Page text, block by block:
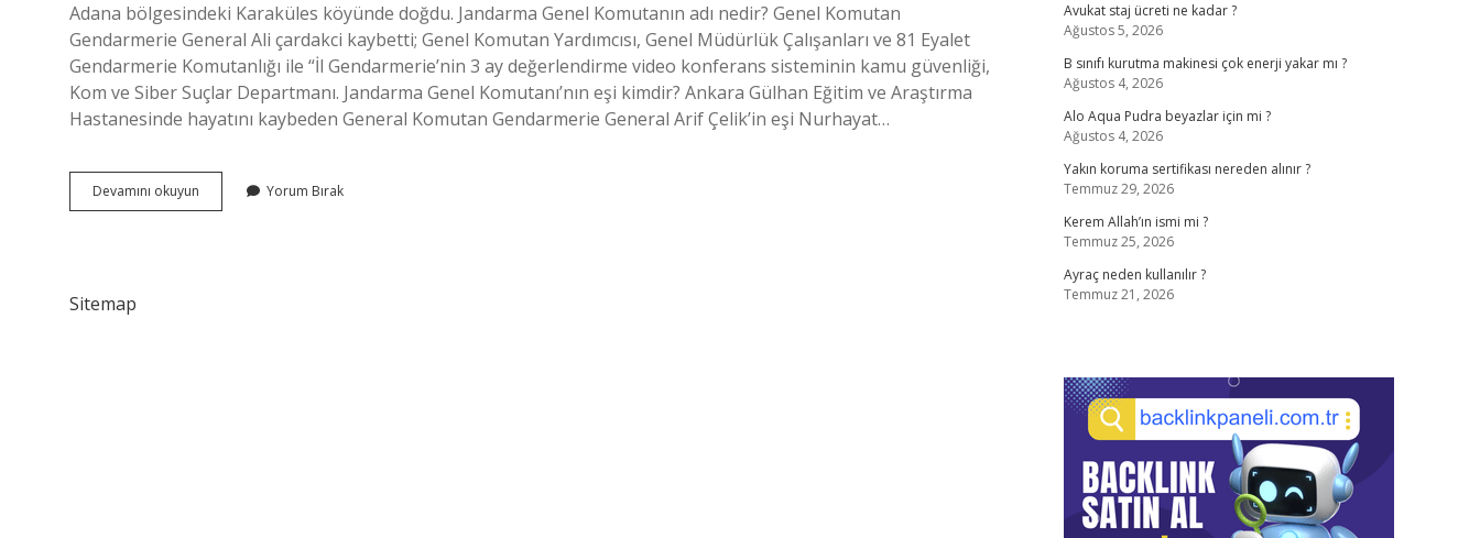
Adana bölgesindeki Karaküles köyünde doğdu. Jandarma Genel Komutanın adı nedir? Genel Komutan
Gendarmerie General Ali çardakci kaybetti; Genel Komutan Yardımcısı, Genel Müdürlük Çalışanları ve 81 Eyalet
Gendarmerie Komutanlığı ile “İl Gendarmerie’nin 3 ay değerlendirme video konferans sisteminin kamu güvenliği,
Kom ve Siber Suçlar Departmanı. Jandarma Genel Komutanı’nın eşi kimdir? Ankara Gülhan Eğitim ve Araştırma
Hastanesinde hayatını kaybeden General Komutan Gendarmerie General Arif Çelik’in eşi Nurhayat…
Devamını okuyun
An
Yorum Bırak
Sitemap
Avukat staj ücreti ne kadar ?
Ağustos 5, 2026
B sınıfı kurutma makinesi çok enerji yakar mı ?
Ağustos 4, 2026
Alo Aqua Pudra beyazlar için mi ?
Ağustos 4, 2026
Yakın koruma sertifikası nereden alınır ?
Temmuz 29, 2026
Kerem Allah’ın ismi mi ?
Temmuz 25, 2026
Ayraç neden kullanılır ?
Temmuz 21, 2026